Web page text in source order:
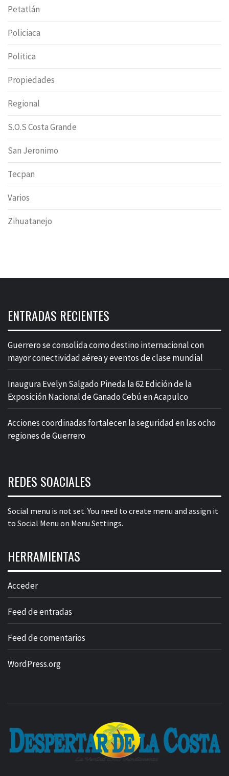
Petatlán
Policiaca
Politica
Propiedades
Regional
S.O.S Costa Grande
San Jeronimo
Tecpan
Varios
Zihuatanejo
ENTRADAS RECIENTES
Guerrero se consolida como destino internacional con
mayor conectividad aérea y eventos de clase mundial
Inaugura Evelyn Salgado Pineda la 62 Edición de la
Exposición Nacional de Ganado Cebú en Acapulco
Acciones coordinadas fortalecen la seguridad en las ocho
regiones de Guerrero
REDES SOACIALES
Social menu is not set. You need to create menu and assign it
to Social Menu on Menu Settings.
HERRAMIENTAS
Acceder
Feed de entradas
Feed de comentarios
WordPress.org